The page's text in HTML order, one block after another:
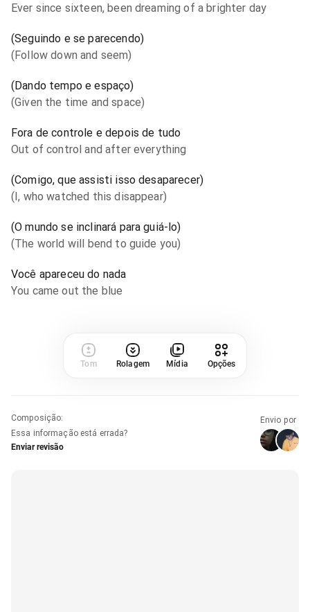
Ever since sixteen, been dreaming of a brighter day
(Seguindo e se parecendo)
(Follow down and seem)
(Dando tempo e espaço)
(Given the time and space)
Fora de controle e depois de tudo
Out of control and after everything
(Comigo, que assisti isso desaparecer)
(I, who watched this disappear)
(O mundo se inclinará para guiá-lo)
(The world will bend to guide you)
Você apareceu do nada
You came out the blue
Tom Rolagem Mídia Opções
Composição:
Essa informação está errada?
Enviar revisão
Envio por